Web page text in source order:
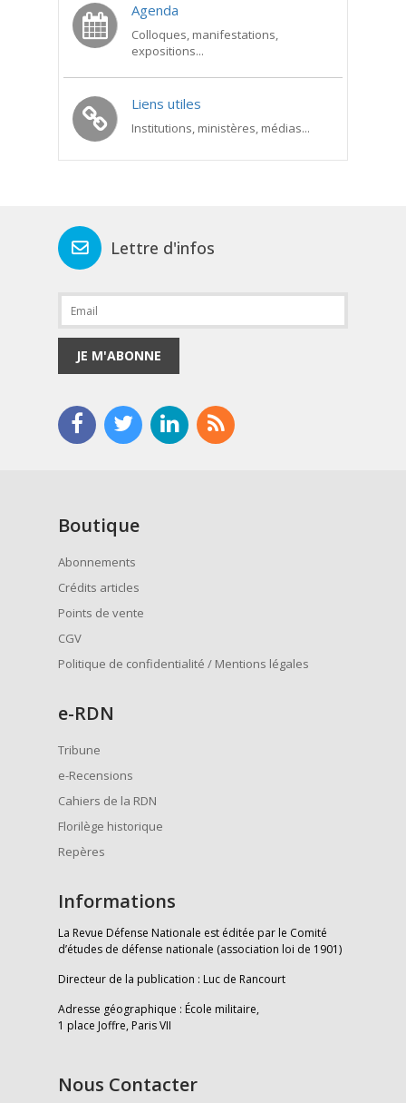
Agenda
Colloques, manifestations,
expositions...
Liens utiles
Institutions, ministères, médias...
Lettre d'infos
JE M'ABONNE
Boutique
Abonnements
Crédits articles
Points de vente
CGV
Politique de confidentialité / Mentions légales
e-RDN
Tribune
e-Recensions
Cahiers de la RDN
Florilège historique
Repères
Informations
La Revue Défense Nationale est éditée par le Comité
d’études de défense nationale (association loi de 1901)
Directeur de la publication : Luc de Rancourt
Adresse géographique : École militaire,
1 place Joffre, Paris VII
Nous Contacter